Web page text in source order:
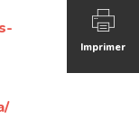
Imprimer